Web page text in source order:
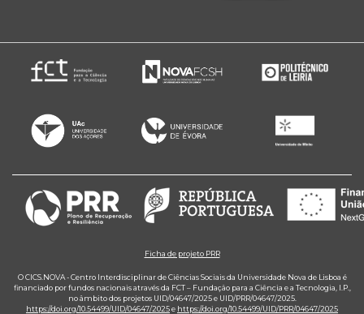
Ficha de projeto PRR
O CICS.NOVA - Centro Interdisciplinar de Ciências Sociais da Universidade Nova de Lisboa é
financiado por fundos nacionais através da FCT – Fundação para a Ciência e a Tecnologia, I.P.,
no âmbito dos projetos UID/04647/2025 e UID/PRR/04647/2025.
https://doi.org/10.54499/UID/04647/2025e https://doi.org/10.54499/UID/PRR/04647/2025